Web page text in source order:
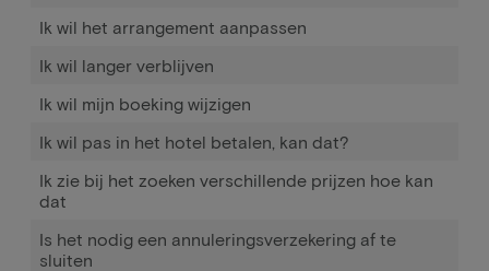
Ik wil het arrangement aanpassen
Ik wil langer verblijven
Ik wil mijn boeking wijzigen
Ik wil pas in het hotel betalen, kan dat?
Ik zie bij het zoeken verschillende prijzen hoe kan
dat
Is het nodig een annuleringsverzekering af te
sluiten